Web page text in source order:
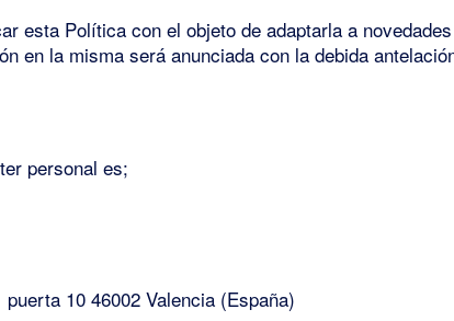
esta Política con el objeto de adaptarla a
en la misma será anunciada con la debida
personal es;
10 46002 Valencia (España)